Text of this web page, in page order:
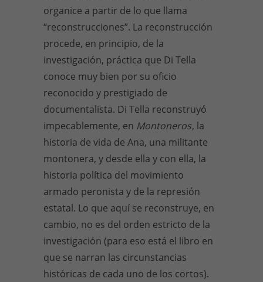
organice a partir de lo que llama
“reconstrucciones”. La reconstrucción
procede, en principio, de la
investigación, práctica que Di Tella
conoce muy bien por su oficio
reconocido y prestigiado de
documentalista. Di Tella reconstruyó
impecablemente, en Montoneros, la
historia de vida de Ana, una militante
montonera, y desde ella y con ella, la
historia política del movimiento
armado peronista y de la represión
estatal. Lo que aquí se reconstruye, en
cambio, no es del orden estricto de la
investigación (para eso está el libro en
que se narran las circunstancias
históricas de cada uno de los cortos).